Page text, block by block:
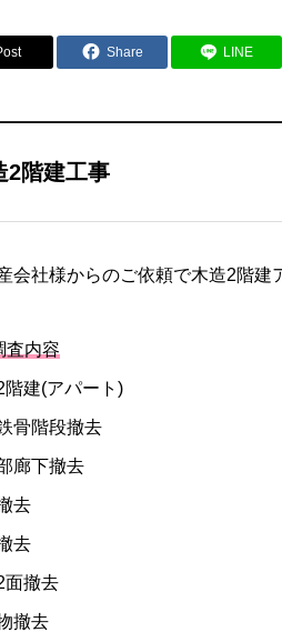
Share LINE
2階建工事
会社様からのご依頼で木造2階建
査内容
階建(アパート)
骨階段撤去
廊下撤去
去
去
面撤去
撤去